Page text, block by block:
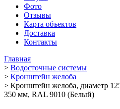
Фото
Отзывы
Карта объектов
Доставка
Контакты
Главная
> Водосточные системы
> Кронштейн желоба
> Кронштейн желоба, диаметр
350 мм, RAL 9010 (Белый)